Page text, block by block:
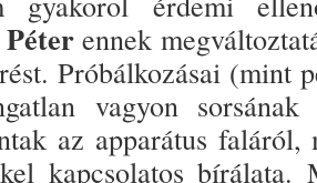
Péterennek
Próbálkozásai (mint
vagyon sorsá­nak
az apparátus
kap­csolatos